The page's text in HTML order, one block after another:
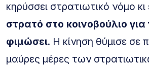
κηρύσσει στρατιωτικό νόμο κι
στρατό στο κοινοβούλιο για
φιμώσει. Η κίνηση θύμισε σε
μαύρες μέρες των